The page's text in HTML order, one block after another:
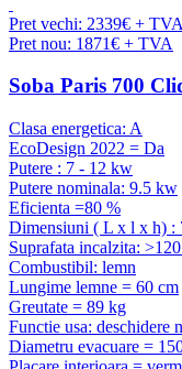
Pret vechi: 2339€ + TVA
Pret nou: 1871€ + TVA
Soba Paris 700
Clasa energetica: A
EcoDesign 2022 = Da
Putere : 7 - 12 kw
Putere nominala: 9.5 kw
Eficienta =80 %
Dimensiuni ( L x l x h) :
Suprafata incalzita:
Combustibil: lemn
Lungime lemne = 60 cm
Greutate = 89 kg
Functie usa: deschidere
Diametru evacuare =